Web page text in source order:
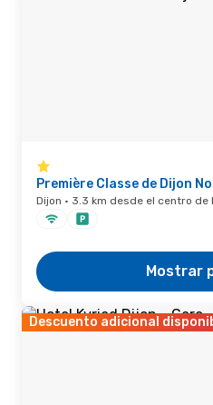
Première Classe de Dijon
Dijon · 3.3 km desde el centro de
Mostrar
Descuento adicional